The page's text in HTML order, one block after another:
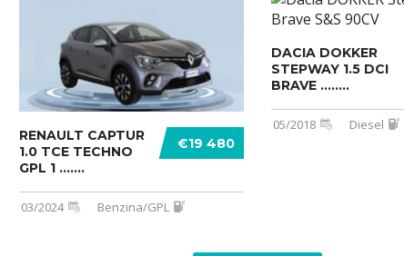
€19 480
RENAULT CAPTUR
1.0 TCE TECHNO
GPL 1 .......
03/2024 Benzina/GPL
DACIA DOKKER
STEPWAY 1.5 DCI
BRAVE ........
05/2018 Diesel